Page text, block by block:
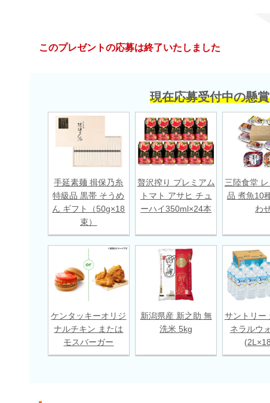
このプレゼントの応募は終了いたしました
現在応募受付中の懸
手延素麺 揖保乃糸
特級品 黒帯 そうめ
ん ギフト（50g×18
束）
贅沢搾り プレミアム
トマト アサヒ チュ
ーハイ350ml×24本
三陸食堂
品 煮魚10
わ
ケンタッキーオリジ
ナルチキン または
モスバーガー
新潟県産 新之助 無
洗米 5kg
サントリー
ネラルウ